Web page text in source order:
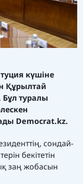
күшіне
Құрылтай
Бұл туралы
Democrat.kz.
сондай-
бекітетін
заң жобасын